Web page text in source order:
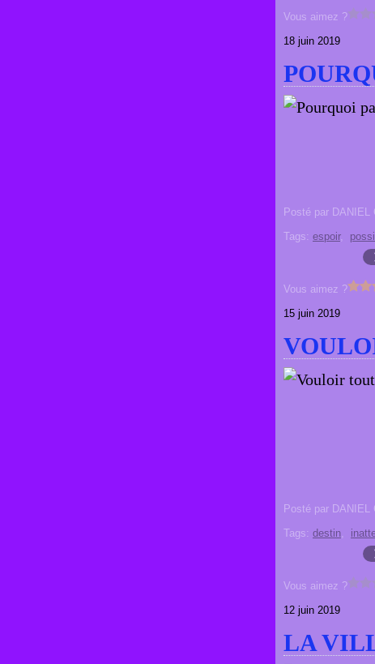
Vous aimez ?
18 juin 2019
Posté par DANIEL
Tags: espoir,
Vous aimez ?
15 juin 2019
Posté par DANIEL
Tags: destin,
Vous aimez ?
12 juin 2019
LA